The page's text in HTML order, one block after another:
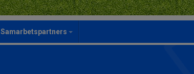
Samarbetspartners